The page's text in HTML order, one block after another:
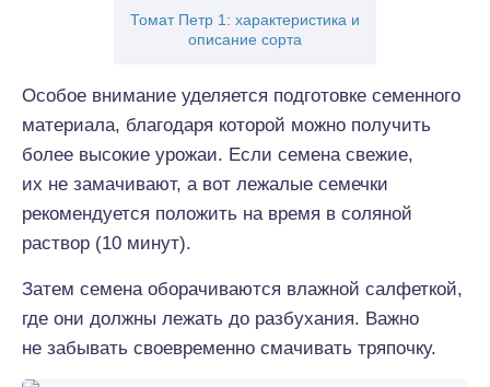
Томат Петр 1: характеристика и
описание сорта
Особое внимание уделяется подготовке семенного
материала, благодаря которой можно получить
более высокие урожаи. Если семена свежие,
их не замачивают, а вот лежалые семечки
рекомендуется положить на время в соляной
раствор (10 минут).
Затем семена оборачиваются влажной салфеткой,
где они должны лежать до разбухания. Важно
не забывать своевременно смачивать тряпочку.